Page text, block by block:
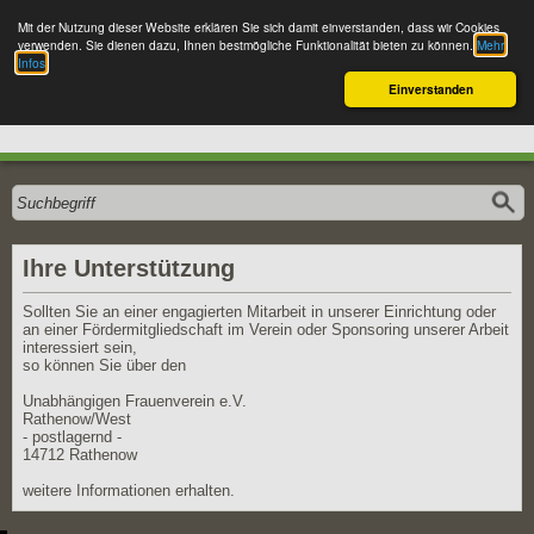
Mit der Nutzung dieser Website erklären Sie sich damit einverstanden, dass wir Cookies
verwenden. Sie dienen dazu, Ihnen bestmögliche Funktionalität bieten zu können. Mehr
Infos
Einverstanden
zur klassischen Ansicht wechseln
Ihre Unterstützung
Sollten Sie an einer engagierten Mitarbeit in unserer Einrichtung oder
an einer Fördermitgliedschaft im Verein oder Sponsoring unserer Arbeit
interessiert sein,
so können Sie über den
Unabhängigen Frauenverein e.V.
Rathenow/West
- postlagernd -
14712 Rathenow
weitere Informationen erhalten.